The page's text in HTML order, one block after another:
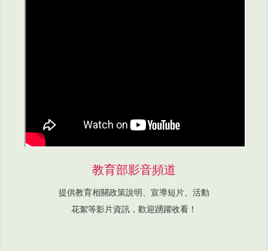
教育部影音頻道
提供教育相關政策說明、宣導短片、活動
花絮等影片資訊，歡迎踴躍收看！